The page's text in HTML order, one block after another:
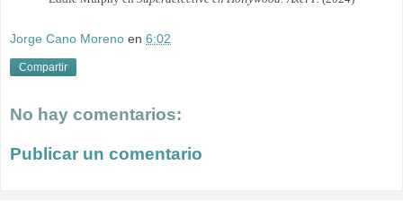
Jorge Cano Moreno en 6:02
Compartir
No hay comentarios:
Publicar un comentario